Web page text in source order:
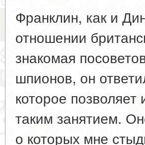
Франклин, как и
отношении
знакомая
шпионов, он
которое
таким занятием.
о которых мне